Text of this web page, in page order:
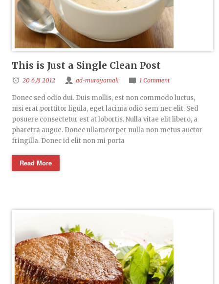
This is Just a Single Clean Post
20 6月 2012 ad-murayamak 1 Comment
Donec sed odio dui. Duis mollis, est non commodo luctus,
nisi erat porttitor ligula, eget lacinia odio sem nec elit. Sed
posuere consectetur est at lobortis. Nulla vitae elit libero, a
pharetra augue. Donec ullamcorper nulla non metus auctor
fringilla. Donec id elit non mi porta
Read More